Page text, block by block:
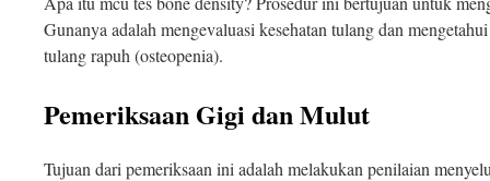
Gunanya adalah mengevaluasi kesehatan tulang dan
tulang rapuh (osteopenia).
Pemeriksaan Gigi dan Mulut
Tujuan dari pemeriksaan ini adalah melakukan penilaian